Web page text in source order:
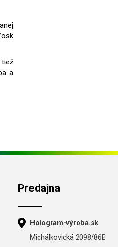
a
Predajna
Hologram-výroba.sk
Michálkovická 2098/86B